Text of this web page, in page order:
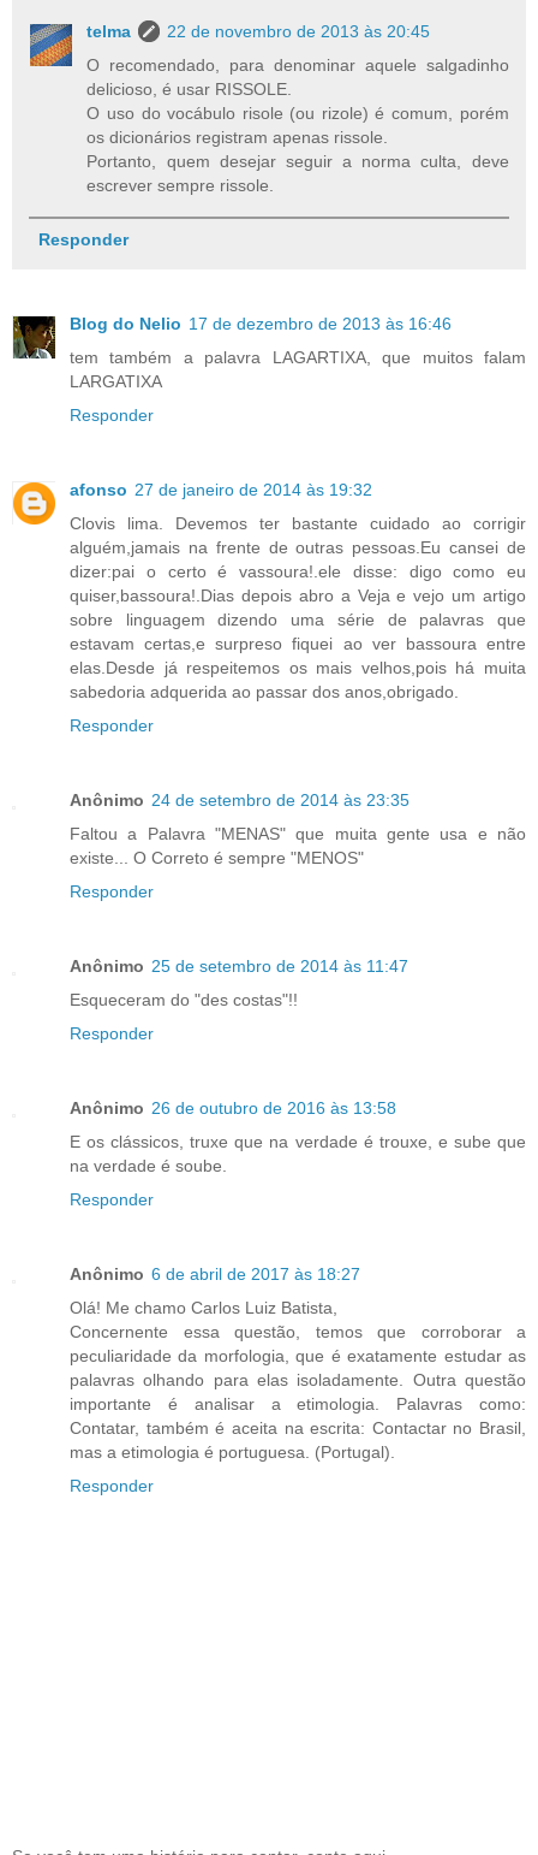
telma
22 de novembro de 2013 às 20:45
O recomendado, para denominar aquele salgadinho
delicioso, é usar RISSOLE.
O uso do vocábulo risole (ou rizole) é comum, porém
os dicionários registram apenas rissole.
Portanto, quem desejar seguir a norma culta, deve
escrever sempre rissole.
Responder
Blog do Nelio 17 de dezembro de 2013 às 16:46
tem também a palavra LAGARTIXA, que muitos falam
LARGATIXA
Responder
afonso 27 de janeiro de 2014 às 19:32
Clovis lima. Devemos ter bastante cuidado ao corrigir
alguém,jamais na frente de outras pessoas.Eu cansei de
dizer:pai o certo é vassoura!.ele disse: digo como eu
quiser,bassoura!.Dias depois abro a Veja e vejo um artigo
sobre linguagem dizendo uma série de palavras que
estavam certas,e surpreso fiquei ao ver bassoura entre
elas.Desde já respeitemos os mais velhos,pois há muita
sabedoria adquerida ao passar dos anos,obrigado.
Responder
Anônimo 24 de setembro de 2014 às 23:35
Faltou a Palavra "MENAS" que muita gente usa e não
existe... O Correto é sempre "MENOS"
Responder
Anônimo 25 de setembro de 2014 às 11:47
Esqueceram do "des costas"!!
Responder
Anônimo 26 de outubro de 2016 às 13:58
E os clássicos, truxe que na verdade é trouxe, e sube que
na verdade é soube.
Responder
Anônimo 6 de abril de 2017 às 18:27
Olá! Me chamo Carlos Luiz Batista,
Concernente essa questão, temos que corroborar a
peculiaridade da morfologia, que é exatamente estudar as
palavras olhando para elas isoladamente. Outra questão
importante é analisar a etimologia. Palavras como:
Contatar, também é aceita na escrita: Contactar no Brasil,
mas a etimologia é portuguesa. (Portugal).
Responder